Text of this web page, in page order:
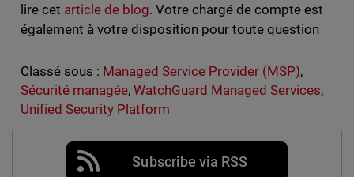
lire cet article de blog. Votre chargé de compte est
également à votre disposition pour toute question
Classé sous : Managed Service Provider (MSP),
Sécurité managée, WatchGuard Managed Services,
Unified Security Platform
Subscribe via RSS